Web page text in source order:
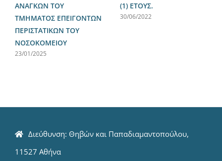
ΑΝΑΓΚΩΝ ΤΟΥ
ΤΜΗΜΑΤΟΣ ΕΠΕΙΓΟΝΤΩΝ
ΠΕΡΙΣΤΑΤΙΚΩΝ ΤΟΥ
ΝΟΣΟΚΟΜΕΙΟΥ
23/01/2025
(1) ΕΤΟΥΣ.
30/06/2022
Διεύθυνση: Θηβών και Παπαδιαμαντοπούλου,
11527 Αθήνα